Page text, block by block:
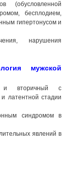
(обусловленной
бесплодием,
гипертонусом и
нарушения
мужской
и вторичный с
латентной стадии
синдромом в
явлений в